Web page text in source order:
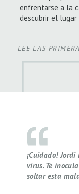
¡Cuidado!
virus. Te
soltar esta
enfrentarse a la
descubrir el
LEE LAS